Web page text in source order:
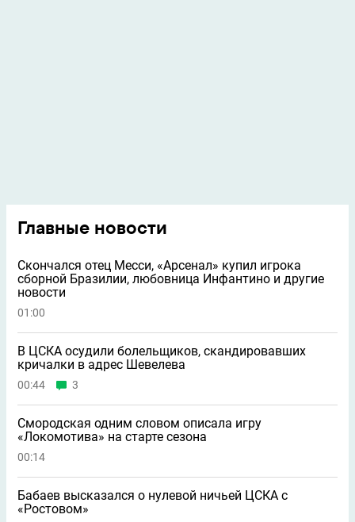
Главные новости
Скончался отец Месси, «Арсенал» купил игрока
сборной Бразилии, любовница Инфантино и другие
новости
01:00
В ЦСКА осудили болельщиков, скандировавших
кричалки в адрес Шевелева
00:44 3
Смородская одним словом описала игру
«Локомотива» на старте сезона
00:14
Бабаев высказался о нулевой ничьей ЦСКА с
«Ростовом»